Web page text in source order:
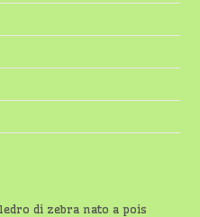
di zebra nato a pois